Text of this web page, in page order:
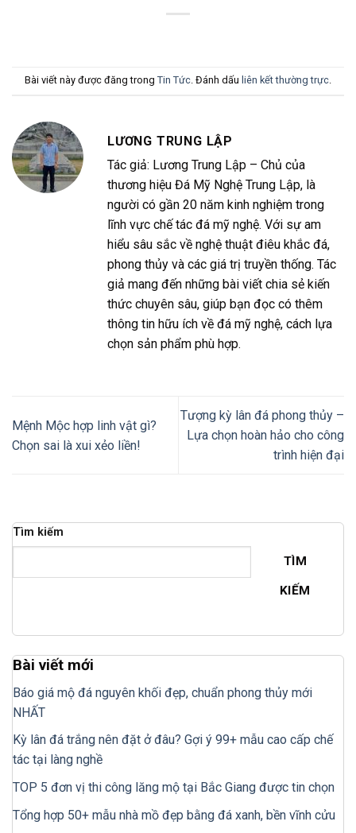
Bài viết này được đăng trong Tin Tức. Đánh dấu liên kết thường trực.
LƯƠNG TRUNG LẬP
Tác giả: Lương Trung Lập – Chủ của
thương hiệu Đá Mỹ Nghệ Trung Lập, là
người có gần 20 năm kinh nghiệm trong
lĩnh vực chế tác đá mỹ nghệ. Với sự am
hiểu sâu sắc về nghệ thuật điêu khắc đá,
phong thủy và các giá trị truyền thống. Tác
giả mang đến những bài viết chia sẻ kiến
thức chuyên sâu, giúp bạn đọc có thêm
thông tin hữu ích về đá mỹ nghệ, cách lựa
chọn sản phẩm phù hợp.
Mệnh Mộc hợp linh vật gì?
Chọn sai là xui xẻo liền!
Tượng kỳ lân đá phong thủy –
Lựa chọn hoàn hảo cho công
trình hiện đại
Tìm kiếm
TÌM
KIẾM
Bài viết mới
Báo giá mộ đá nguyên khối đẹp, chuẩn phong thủy mới
NHẤT
Kỳ lân đá trắng nên đặt ở đâu? Gợi ý 99+ mẫu cao cấp chế
tác tại làng nghề
TOP 5 đơn vị thi công lăng mộ tại Bắc Giang được tin chọn
Tổng hợp 50+ mẫu nhà mồ đẹp bằng đá xanh, bền vĩnh cửu